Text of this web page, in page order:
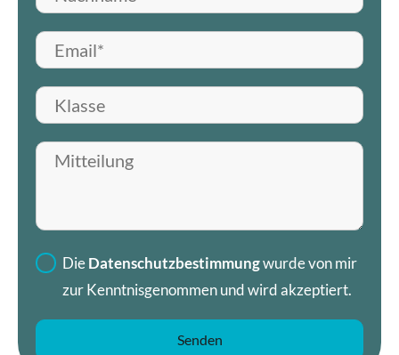
E-Mail*
Klasse
Mitteilung hinterlassen
Die Datenschutzbestimmungwurde von mir
zur Kenntnisgenommen und wird akzeptiert.